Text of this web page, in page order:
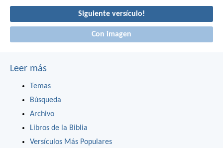
Siguiente versículo!
Con imagen
Leer más
Temas
Búsqueda
Archivo
Libros de la Biblia
Versículos Más Populares